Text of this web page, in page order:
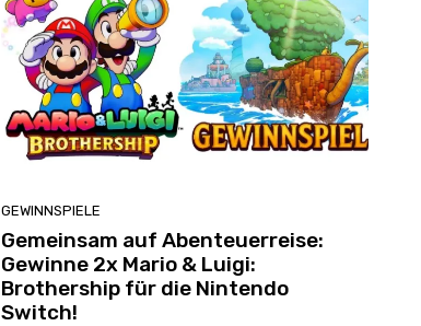
GEWINNSPIELE
Gemeinsam auf Abenteuerreise:
Gewinne 2x Mario & Luigi:
Brothership für die Nintendo
Switch!